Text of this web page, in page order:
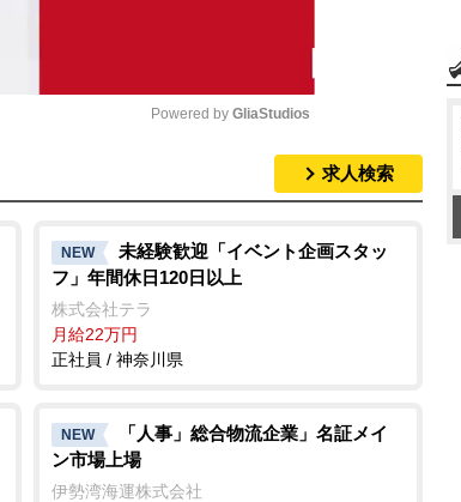
e
Powered by GliaStudios
求人検索
NEW
未経験歓迎「イベント企画スタッ
フ」年間休日120日以上
株式会社テラ
月給22万円
正社員 / 神奈川県
NEW
「人事」総合物流企業」名証メイ
ン市場上場
伊勢湾海運株式会社